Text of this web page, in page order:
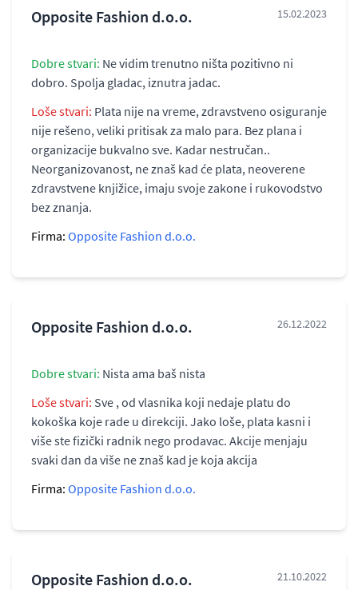
Opposite Fashion d.o.o. 15.02.2023
Dobre stvari: Ne vidim trenutno ništa pozitivno ni
dobro. Spolja gladac, iznutra jadac.
Loše stvari: Plata nije na vreme, zdravstveno osiguranje
nije rešeno, veliki pritisak za malo para. Bez plana i
organizacije bukvalno sve. Kadar nestručan..
Neorganizovanost, ne znaš kad će plata, neoverene
zdravstvene knjižice, imaju svoje zakone i rukovodstvo
bez znanja.
Firma: Opposite Fashion d.o.o.
Opposite Fashion d.o.o. 26.12.2022
Dobre stvari: Nista ama baš nista
Loše stvari: Sve , od vlasnika koji nedaje platu do
kokoška koje rade u direkciji. Jako loše, plata kasni i
više ste fizički radnik nego prodavac. Akcije menjaju
svaki dan da više ne znaš kad je koja akcija
Firma: Opposite Fashion d.o.o.
Opposite Fashion d.o.o. 21.10.2022